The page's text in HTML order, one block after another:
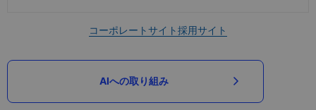
コーポレートサイト採用サイト
AIへの取り組み